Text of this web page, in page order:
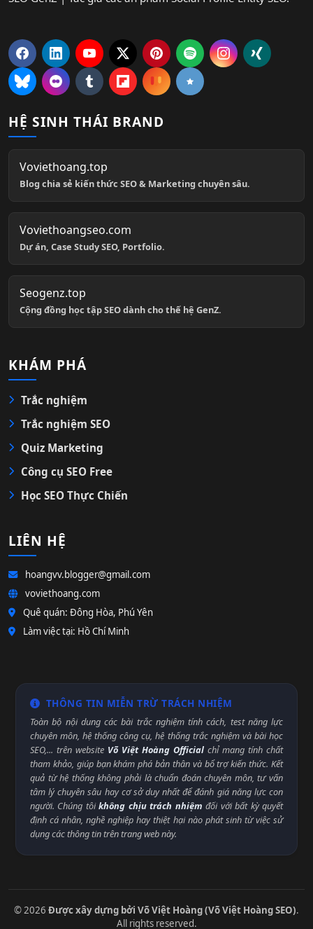
HỆ SINH THÁI BRAND
Voviethoang.top
Blog chia sẻ kiến thức SEO & Marketing chuyên sâu.
Voviethoangseo.com
Dự án, Case Study SEO, Portfolio.
Seogenz.top
Cộng đồng học tập SEO dành cho thế hệ GenZ.
KHÁM PHÁ
Trắc nghiệm
Trắc nghiệm SEO
Quiz Marketing
Công cụ SEO Free
Học SEO Thực Chiến
LIÊN HỆ
hoangvv.blogger@gmail.com
voviethoang.com
Quê quán: Đông Hòa, Phú Yên
Làm việc tại: Hồ Chí Minh
THÔNG TIN MIỄN TRỪ TRÁCH NHIỆM
Toàn bộ nội dung các bài trắc nghiệm tính cách, test năng lực
chuyên môn, hệ thống công cụ, hệ thống trắc nghiệm và bài học
SEO,... trên website Võ Việt Hoàng Official chỉ mang tính chất
tham khảo, giúp bạn khám phá bản thân và bổ trợ kiến thức. Kết
quả từ hệ thống không phải là chuẩn đoán chuyên môn, tư vấn
tâm lý chuyên sâu hay cơ sở duy nhất để đánh giá năng lực con
người. Chúng tôikhông chịu trách nhiệm đối với bất kỳ quyết
định cá nhân, nghề nghiệp hay thiệt hại nào phát sinh từ việc sử
dụng các thông tin trên trang web này.
© 2026 Được xây dựng bởi Võ Việt Hoàng (Võ Việt Hoàng SEO).
All rights reserved.